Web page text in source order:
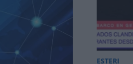
ESTERI